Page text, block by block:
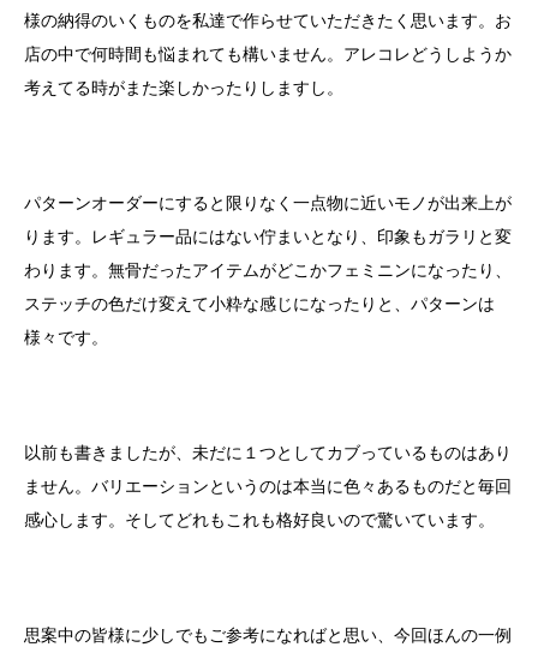
様の納得のいくものを私達で作らせていただきたく思います。お
店の中で何時間も悩まれても構いません。アレコレどうしようか
考えてる時がまた楽しかったりしますし。
パターンオーダーにすると限りなく一点物に近いモノが出来上が
ります。レギュラー品にはない佇まいとなり、印象もガラリと変
わります。無骨だったアイテムがどこかフェミニンになったり、
ステッチの色だけ変えて小粋な感じになったりと、パターンは
様々です。
以前も書きましたが、未だに１つとしてカブっているものはあり
ません。バリエーションというのは本当に色々あるものだと毎回
感心します。そしてどれもこれも格好良いので驚いています。
思案中の皆様に少しでもご参考になればと思い、今回ほんの一例